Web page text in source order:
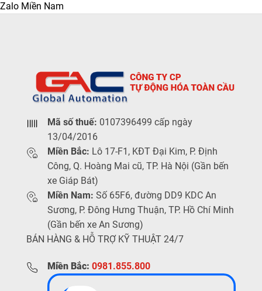
Zalo Miền Nam
Mã số thuế: 0107396499 cấp ngày
13/04/2016
Miền Bắc: Lô 17-F1, KĐT Đại Kim, P. Định
Công, Q. Hoàng Mai cũ, TP. Hà Nội (Gần bến
xe Giáp Bát)
Miền Nam: Số 65F6, đường DD9 KDC An
Sương, P. Đông Hưng Thuận, TP. Hồ Chí Minh
(Gần bến xe An Sương)
BÁN HÀNG & HỖ TRỢ KỸ THUẬT 24/7
Miền Bắc: 0981.855.800